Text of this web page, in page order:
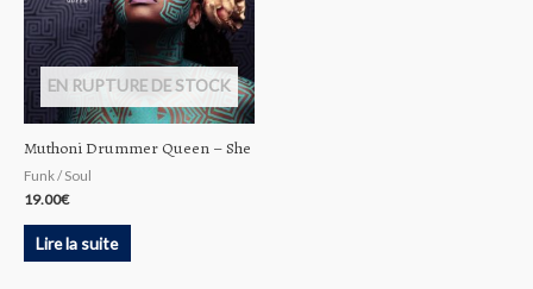
EN RUPTURE DE STOCK
Muthoni Drummer Queen – She
Funk / Soul
19.00€
Lire la suite